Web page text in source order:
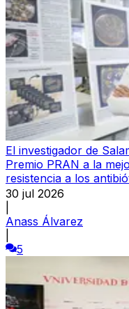
El investigador de
Premio PRAN a la
resistencia a los
30 jul 2026
Anass Álvarez
5